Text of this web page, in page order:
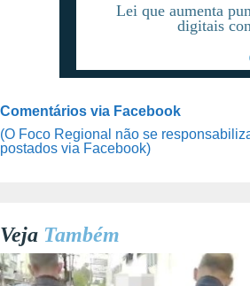
Lei que aumenta
digitais
Comentários via Facebook
(O Foco Regional não se
postados via Facebook)
Veja Também